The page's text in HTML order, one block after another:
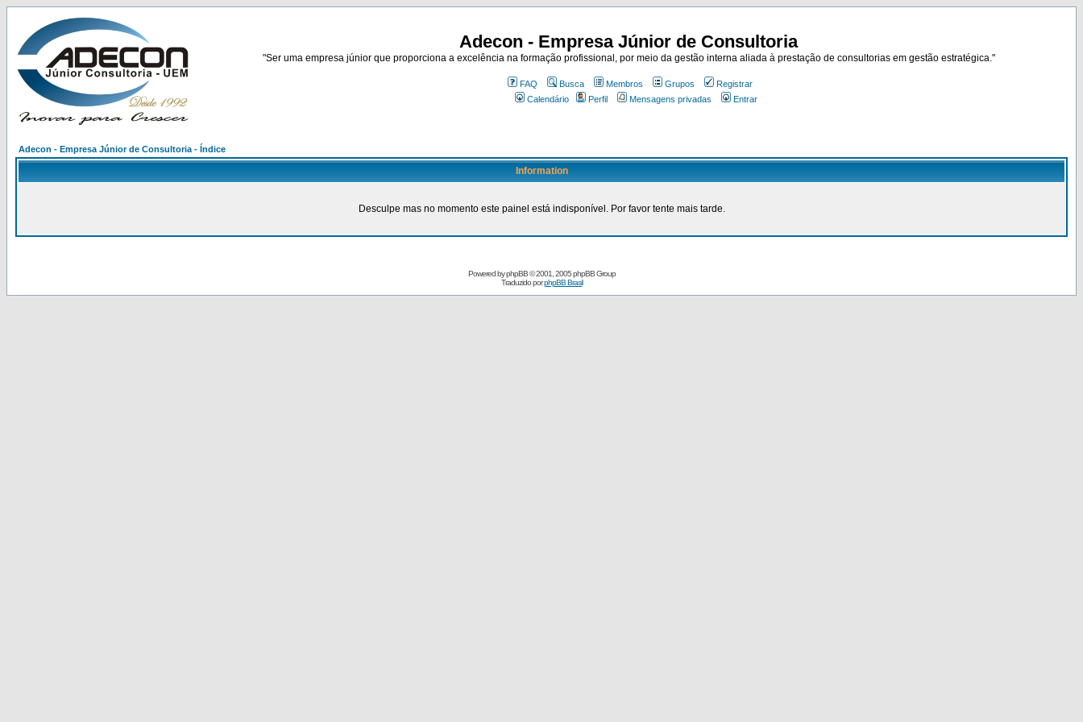
Adecon - Empresa Júnior de Consultoria
"Ser uma empresa júnior que proporciona a excelência na formação profissional, por meio da gestão interna aliada à prestação de consultorias em gestão estratégica."
FAQ Busca Membros Grupos
Registrar
Calendário
Perfil Mensagens privadas Entrar
Adecon - Empresa Júnior de Consultoria - Índice
Information
Desculpe mas no momento este painel está indisponível. Por favor tente mais tarde.
Powered byphpBB© 2001, 2005 phpBB Group
Traduzido porphpBB Brasil